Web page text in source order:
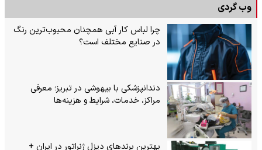
وب گردی
چرا لباس کار آبی همچنان محبوب‌ترین رنگ
در صنایع مختلف است؟
دندانپزشکی با بیهوشی در تبریز؛ معرفی
مراکز، خدمات، شرایط و هزینه‌ها
بهترین برندهای دیزل ژنراتور در ایران +